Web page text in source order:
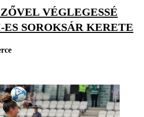
VÉGLEGESSÉ
SOROKSÁR KERETE